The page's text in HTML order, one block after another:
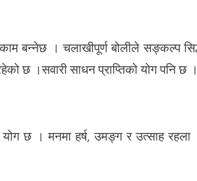
बन्नेछ । चलाखीपूर्ण बोलीले सङ्कल्प
छ ।सवारी साधन प्राप्तिको योग पनि छ ।
छ । मनमा हर्ष, उमङ्ग र उत्साह रहला